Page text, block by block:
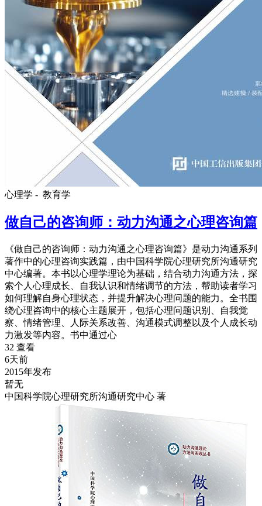
心理学 - 教育学
做自己的咨询师：动力沟通之心理咨询篇
《做自己的咨询师：动力沟通之心理咨询篇》是动力沟通系列
著作中的心理咨询实践篇，由中国科学院心理研究所沟通研究
中心编著。本书以心理学理论为基础，结合动力沟通方法，探
索个人心理成长、自我认识和情绪调节的方法，帮助读者学习
如何理解自身心理状态，并提升解决心理问题的能力。全书围
绕心理咨询中的核心主题展开，包括心理问题识别、自我觉
察、情绪管理、人际关系改善、沟通模式调整以及个人成长动
力激发等内容。书中通过心
32 查看
6天前
2015年发布
暂无
中国科学院心理研究所沟通研究中心 著